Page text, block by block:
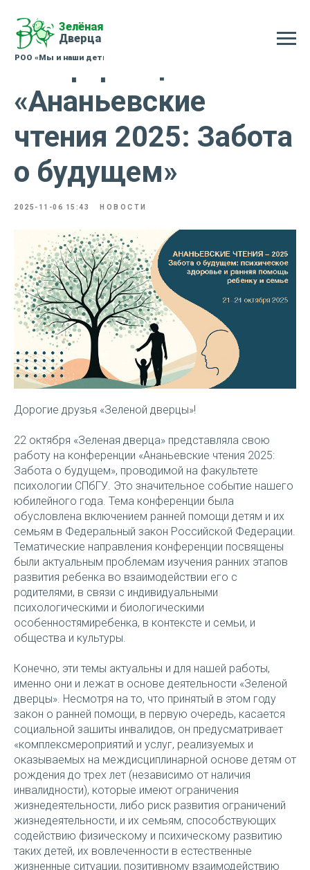
Конференция
«Ананьевские
чтения 2025: Забота
о будущем»
2025-11-06 15:43 НОВОСТИ
Дорогие друзья «Зеленой дверцы»!
22 октября «Зеленая дверца» представляла свою
работу на конференции «Ананьевские чтения 2025:
Забота о будущем», проводимой на факультете
психологии СПбГУ. Это значительное событие нашего
юбилейного года. Тема конференции была
обусловлена включением ранней помощи детям и их
семьям в Федеральный закон Российской Федерации.
Тематические направления конференции посвящены
были актуальным проблемам изучения ранних этапов
развития ребенка во взаимодействии его с
родителями, в связи с индивидуальными
психологическими и биологическими
особенностямиребенка, в контексте и семьи, и
общества и культуры.
Конечно, эти темы актуальны и для нашей работы,
именно они и лежат в основе деятельности «Зеленой
дверцы». Несмотря на то, что принятый в этом году
закон о ранней помощи, в первую очередь, касается
социальной зашиты инвалидов, он предусматривает
«комплексмероприятий и услуг, реализуемых и
оказываемых на междисциплинарной основе детям от
рождения до трех лет (независимо от наличия
инвалидности), которые имеют ограничения
жизнедеятельности, либо риск развития ограничений
жизнедеятельности, и их семьям, способствующих
содействию физическому и психическому развитию
таких детей, их вовлеченности в естественные
жизненные ситуации, позитивному взаимодействию